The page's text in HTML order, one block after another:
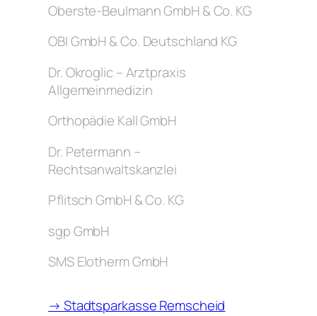
Oberste-Beulmann GmbH & Co. KG
OBI GmbH & Co. Deutschland KG
Dr. Okroglic – Arztpraxis
Allgemeinmedizin
Orthopädie Kall GmbH
Dr. Petermann –
Rechtsanwaltskanzlei
Pflitsch GmbH & Co. KG
sgp GmbH
SMS Elotherm GmbH
→ Stadtsparkasse Remscheid